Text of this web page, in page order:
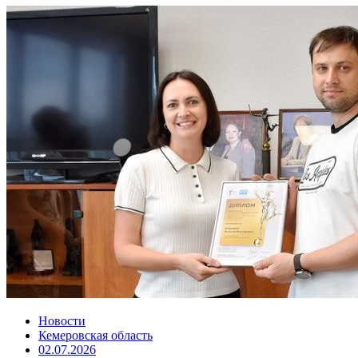
Новости
Кемеровская область
02.07.2026